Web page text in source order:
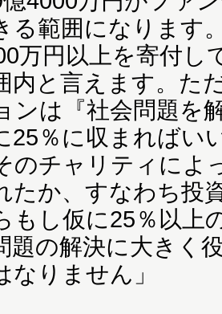
る範囲になります
万円以上を寄付し
内と言えます。た
ンは『社会問題を
25％に収まればい
のチャリティによ
たか、すなわち投
もし仮に25％以上
題の解決に大きく
なりません」